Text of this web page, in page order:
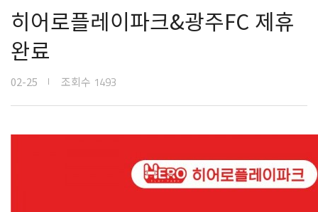
히어로플레이파크&광주FC 제휴
완료
02-25 조회수 1493